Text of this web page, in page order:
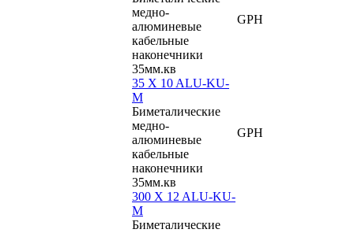
медно-
алюминевые
кабельные
наконечники
35мм.кв
GPH
35 X 10 ALU-KU-
M
Биметалические
медно-
алюминевые
кабельные
наконечники
35мм.кв
GPH
300 X 12 ALU-KU-
M
Биметалические